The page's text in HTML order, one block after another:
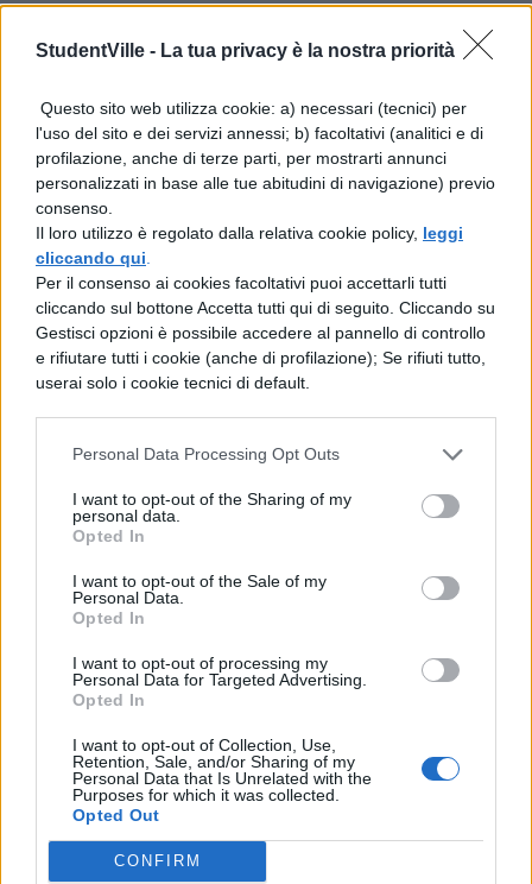
StudentVille - La tua privacy è la nostra priorità
Questo sito web utilizza cookie: a) necessari (tecnici) per
l'uso del sito e dei servizi annessi; b) facoltativi (analitici e di
profilazione, anche di terze parti, per mostrarti annunci
personalizzati in base alle tue abitudini di navigazione) previo
consenso.
Il loro utilizzo è regolato dalla relativa cookie policy, leggi
cliccando qui
Per il consenso ai cookies facoltativi puoi accettarli tutti
cliccando sul bottone Accetta tutti qui di seguito. Cliccando su
Gestisci opzioni è possibile accedere al pannello di controllo
e rifiutare tutti i cookie (anche di profilazione); Se rifiuti tutto,
userai solo i cookie tecnici di default.
Personal Data Processing Opt Outs
I want to opt-out of the Sharing of my
personal data.
Opted In
I want to opt-out of the Sale of my
Personal Data.
Opted In
I want to opt-out of processing my
Personal Data for Targeted Advertising.
Opted In
I want to opt-out of Collection, Use,
Retention, Sale, and/or Sharing of my
Personal Data that Is Unrelated with the
Purposes for which it was collected.
Opted Out
CONFIRM
Cicale
Il cuore è un malfattore
Il prossimo semestre
30000 euro
Splash
I marinai
Rosa e Olindo
Musica leggerissima
Considera
Neanche con Dio
Chi sono Colapesce e Dimartino
Colapesce e Dimartino è unduo musicale
italianoformatosi nel 2020 dalla
collaborazione artistica tra i cantautori
siciliani Lorenzo Urciullo, conosciuto come